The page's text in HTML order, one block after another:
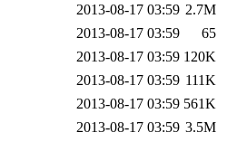
2013-08-17 03:59 2.7M
2013-08-17 03:59
65
2013-08-17 03:59 120K
2013-08-17 03:59 111K
2013-08-17 03:59 561K
2013-08-17 03:59 3.5M